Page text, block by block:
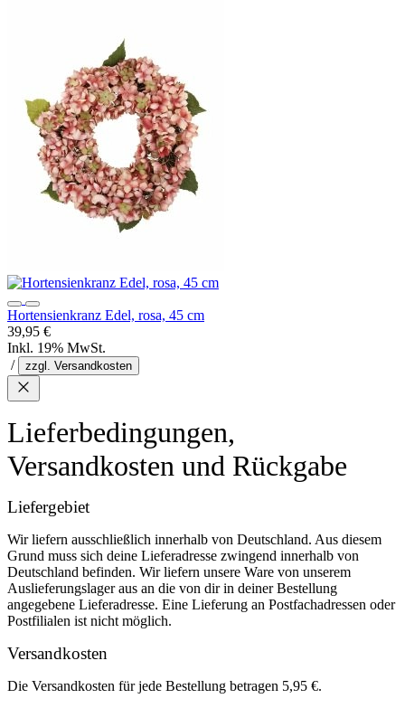
Hortensienkranz Edel, rosa, 45 cm
39,95 €
Inkl. 19% MwSt.
/
zzgl. Versandkosten
Lieferbedingungen,
Versandkosten und Rückgabe
Liefergebiet
Wir liefern ausschließlich innerhalb von Deutschland. Aus diesem
Grund muss sich deine Lieferadresse zwingend innerhalb von
Deutschland befinden. Wir liefern unsere Ware von unserem
Auslieferungslager aus an die von dir in deiner Bestellung
angegebene Lieferadresse. Eine Lieferung an Postfachadressen oder
Postfilialen ist nicht möglich.
Versandkosten
Die Versandkosten für jede Bestellung betragen 5,95 €.